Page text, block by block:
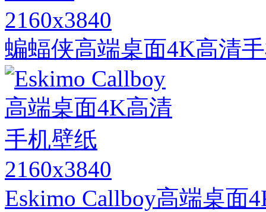
2160x3840
蝙蝠侠高端桌面4K高清
2160x3840
Eskimo Callboy高端桌面